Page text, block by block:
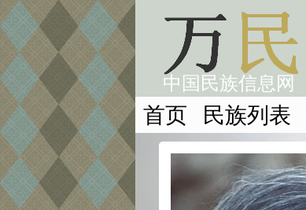
中国民族信息网
首页 民族列表